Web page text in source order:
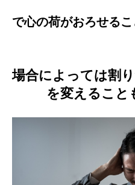
で心の荷がおろせるこ
場合によっては割
を変えること